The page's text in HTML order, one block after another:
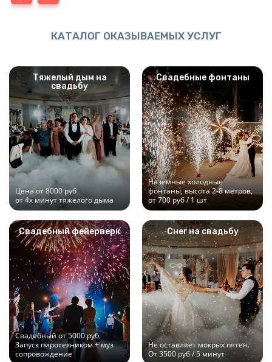
КАТАЛОГ ОКАЗЫВАЕМЫХ УСЛУГ
Тяжелый дым на
свадьбу
Цена от 8000 руб
от 4х минут тяжелого дыма
Свадебные фонтаны
Наземные холодные
фонтаны, высота 2-8 метров,
от 700 руб / 1 шт
Свадебный фейерверк
Свадебный от 5000 руб.
Запуск пиротехником + муз
сопровождение
Снег на свадьбу
Не оставляет мокрых пятен.
От 3500 руб / 5 минут